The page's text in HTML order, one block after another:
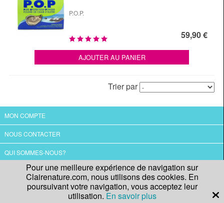
P.O.P.
59,90 €
AJOUTER AU PANIER
Trier par
MON COMPTE
NOUS CONTACTER
QUI SOMMES-NOUS?
Pour une meilleure expérience de navigation sur
Clairenature.com, nous utilisons des cookies. En
poursuivant votre navigation, vous acceptez leur
utilisation. En savoir plus